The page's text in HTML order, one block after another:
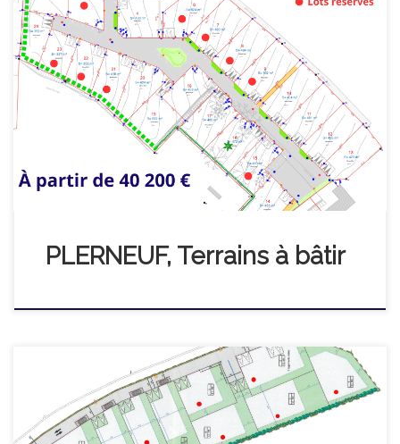
Rue du Télégraphe Construisez votre maison dans un cadre
paisible Un environnement de qualité Le lotissement « Rue du
Télégraphe » vous propose 24 terrains à bâtir dans un
environnement résidentiel paisible, idéal pour un projet de vie,
tout en restant bien connecté aux commodités et aux grands
axes. Situé à Plerneuf, […]
PLERNEUF, Terrains à bâtir
Votre futur terrain au cœur de Plaintel Situé en plein centre-
ville de Plaintel, le lotissement « Allée des Pommiers » vous